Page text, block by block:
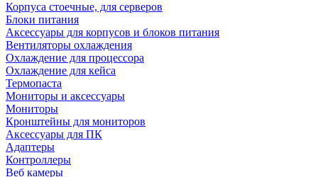
Корпуса стоечные, для серверов
Блоки питания
Аксессуары для корпусов и блоков питания
Вентиляторы охлаждения
Охлаждение для процессора
Охлаждение для кейса
Термопаста
Мониторы и аксессуары
Мониторы
Кронштейны для мониторов
Аксессуары для ПК
Адаптеры
Контроллеры
Веб камеры